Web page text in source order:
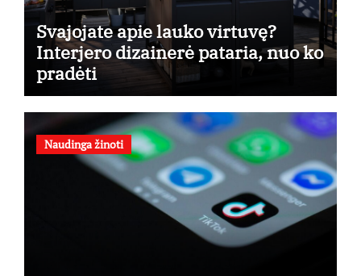
Svajojate apie lauko virtuvę?
Interjero dizainerė pataria, nuo ko
pradėti
Naudinga žinoti